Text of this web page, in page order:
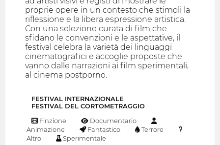
proprie opere in un contesto che stimoli la
riflessione e la libera espressione artistica.
Con una selezione curata di film che
sfidano le convenzioni e le aspettative, il
festival celebra la varietà dei linguaggi
cinematografici e accoglie proposte che
vanno dalle narrazioni ai film sperimentali,
al cinema postporno.
FESTIVAL INTERNAZIONALE
FESTIVAL DEL CORTOMETRAGGIO
Finzione
Documentario
Animazione
Fantastico
Terrore
Altro
Sperimentale